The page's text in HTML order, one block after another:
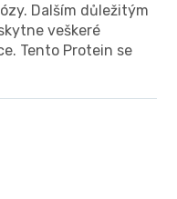
Dalším důležitým
veškeré
Tento Protein se